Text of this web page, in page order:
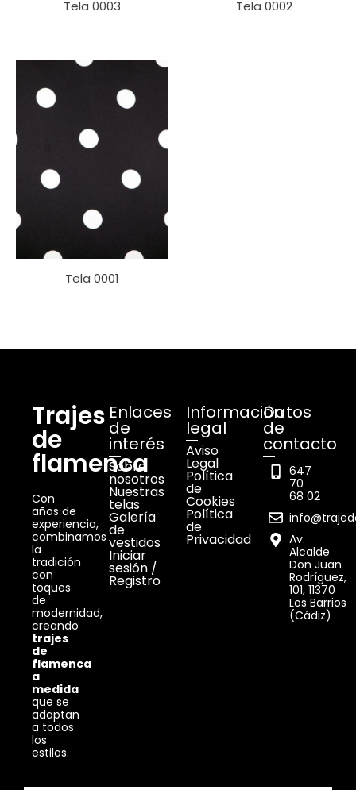
Tela 0003 Tela 0002
Tela 0001
Trajes
de
flamenca
Con
años de
experiencia,
combinamos
la
tradición
con
toques
de
modernidad,
creando
trajes
de
flamenca
a
medida
que se
adaptan
a todos
los
estilos.
Enlaces
de
interés
Sobre
nosotros
Nuestras
telas
Galería
de
vestidos
Iniciar
sesión /
Registro
Información
legal
Aviso
Legal
Política
de
Cookies
Política
de
Privacidad
Datos
de
contacto
647
70
68 02
Av.
Alcalde
Don Juan
Rodríguez,
101, 11370
Los Barrios
(Cádiz)